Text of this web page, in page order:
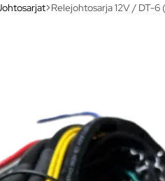
Relejohtosarja 12V / DT-